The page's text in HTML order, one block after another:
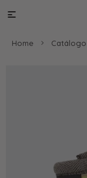

Home Catálogo